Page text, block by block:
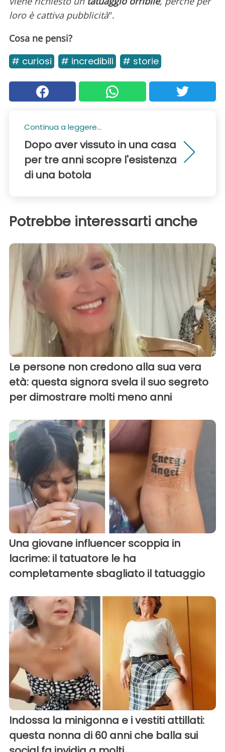
loro è cattiva pubblicità".
Cosa ne pensi?
# curiosi # incredibili # storie
Continua a leggere...
Dopo aver vissuto in una casa
per tre anni scopre l'esistenza
di una botola
Potrebbe interessarti anche
Le persone non credono alla sua vera
età: questa signora svela il suo segreto
per dimostrare molti meno anni
Una giovane influencer scoppia in
lacrime: il tatuatore le ha
completamente sbagliato il tatuaggio
Indossa la minigonna e i vestiti attillati:
questa nonna di 60 anni che balla sui